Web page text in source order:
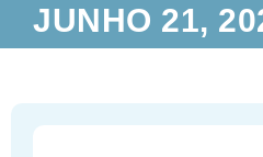
JUNHO 21,